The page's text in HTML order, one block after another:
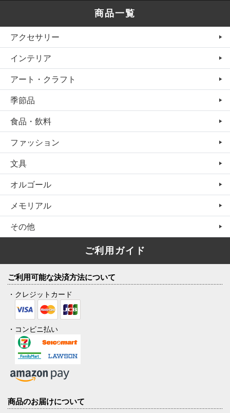
商品一覧
アクセサリー
インテリア
アート・クラフト
季節品
食品・飲料
ファッション
文具
オルゴール
メモリアル
その他
ご利用ガイド
ご利用可能な決済方法について
・クレジットカード
・コンビニ払い
商品のお届けについて